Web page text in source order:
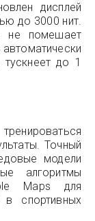
дисплей
до 3000 нит.
не помешает
до 1
Точный
модели
алгоритмы
Maps для
в спортивных